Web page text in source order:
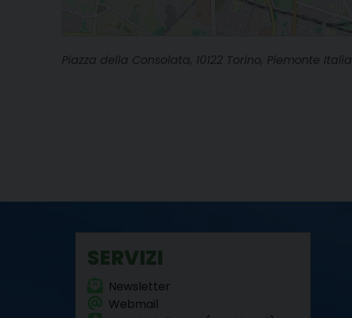
Piazza della Consolata, 10122 Torino, Piemonte Italia
SERVIZI
Newsletter
Webmail